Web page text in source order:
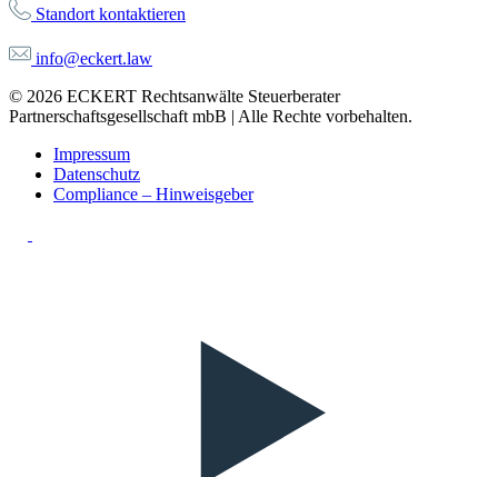
Standort kontaktieren
info@eckert.law
© 2026 ECKERT Rechtsanwälte Steuerberater
Partnerschaftsgesellschaft mbB | Alle Rechte vorbehalten.
Impressum
Datenschutz
Compliance – Hinweisgeber